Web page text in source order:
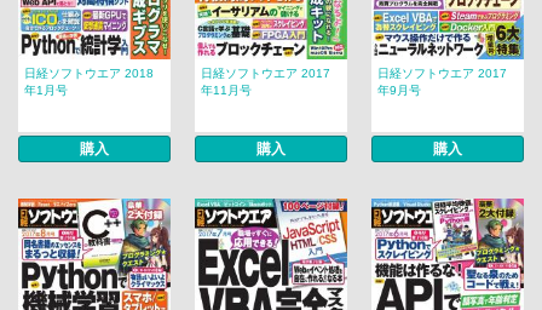
日経ソフトウエア 2018
年1月号
購入
日経ソフトウエア 2017
年11月号
購入
日経ソフトウエア 2017
年9月号
購入